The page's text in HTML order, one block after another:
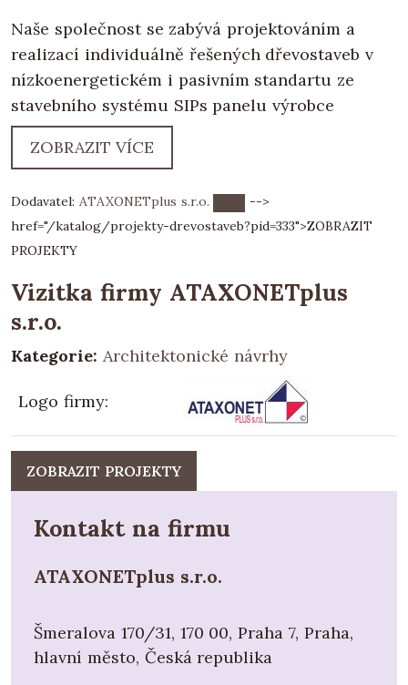
Naše společnost se zabývá projektováním a
realizací individuálně řešených dřevostaveb v
nízkoenergetickém i pasivním standartu ze
stavebního systému SIPs panelu výrobce
EUROPANEL. Připravily jsme modulový systém
rostoucího domu pro mladé začínající rodiny s
Propagujeme zakládání domů na zemních
vrutech a tím se celý proces výstavby přesouvá
do tzv.suché montáže, která umožňuje
průběžnou realizaci bez nutných
technologických přestávek a tím realizaci ve
velmi krátkém termínu. Dispozice je velmi
variabilní a lze jakkoliv upravovat dle přání
zákazníka. Další etapa výstavby rostoucího
domu nikterak neomezuje užívání již
realizované stavby.
ZOBRAZIT VÍCE
Dodavatel: ATAXONETplus s.r.o.
-->
href="/katalog/projekty-drevostaveb?pid=333">ZOBRAZIT
PROJEKTY
Vizitka firmy ATAXONETplus
s.r.o.
Kategorie: Architektonické návrhy
Logo firmy:
ZOBRAZIT PROJEKTY
Kontakt na firmu
ATAXONETplus s.r.o.
Šmeralova 170/31, 170 00, Praha 7, Praha,
hlavní město, Česká republika